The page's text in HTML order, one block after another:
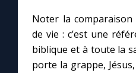
Noter la comparaison
de vie : c’est une
biblique et à toute la
porte la grappe,